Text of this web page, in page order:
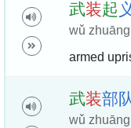
武装起 义
wǔ
armed
武装部
wǔ